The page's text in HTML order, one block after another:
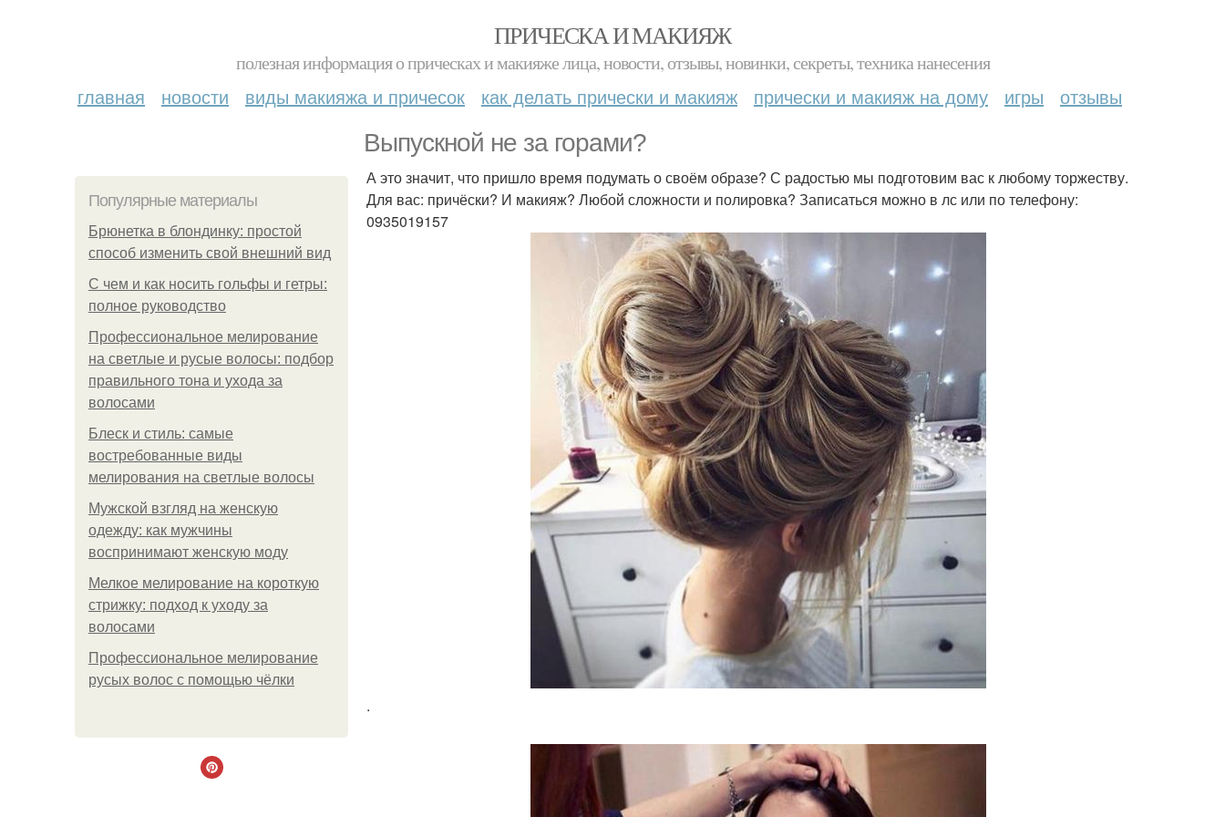
ПРИЧЕСКА И МАКИЯЖ
полезная информация о прическах и макияже лица, новости, отзывы, новинки, секреты, техника нанесения
главная новости виды макияжа и причесок как делать прически и макияж прически и макияж на дому игры отзывы
Выпускной не за горами?
Популярные материалы
Брюнетка в блондинку: простой
способ изменить свой внешний вид
С чем и как носить гольфы и гетры:
полное руководство
Профессиональное мелирование
на светлые и русые волосы: подбор
правильного тона и ухода за
волосами
Блеск и стиль: самые
востребованные виды
мелирования на светлые волосы
Мужской взгляд на женскую
одежду: как мужчины
воспринимают женскую моду
Мелкое мелирование на короткую
стрижку: подход к уходу за
волосами
Профессиональное мелирование
русых волос с помощью чёлки
А это значит, что пришло время подумать о своём образе? С радостью мы подготовим вас к любому торжеству.
Для вас: причёски? И макияж? Любой сложности и полировка? Записаться можно в лс или по телефону:
0935019157
.